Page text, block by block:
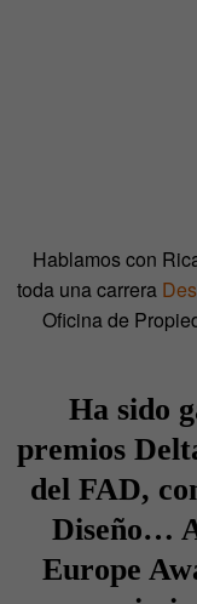
Hablamos con
toda una carrera
Oficina de
Ha sido
premios
del FAD,
Diseño…
Europe